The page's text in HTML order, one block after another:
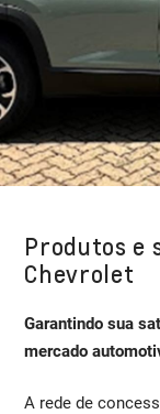
Produtos e
Chevrolet
Garantindo sua
mercado
A rede de